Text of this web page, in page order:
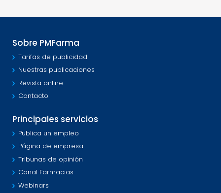
Sobre PMFarma
Tarifas de publicidad
Nuestras publicaciones
Revista online
Contacto
Principales servicios
Publica un empleo
Página de empresa
Tribunas de opinión
Canal Farmacias
Webinars